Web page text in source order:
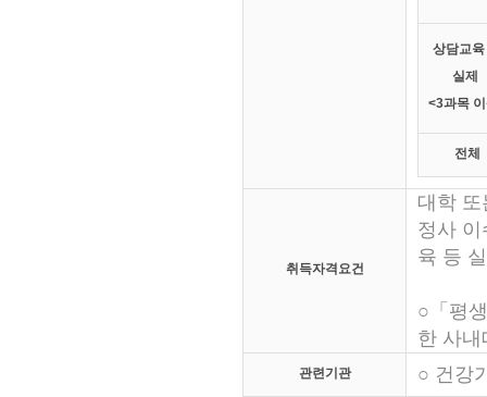
상담교육
실제
<3과목
전체
취득자격요건
대학
정사 이
육 등
○「평
한 사
관련기관 ○ 건강